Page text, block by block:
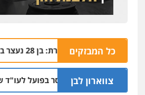
כל המבזקים
נצרת: בן 28 נעצר בחשד לסחיטה באיומים מטלפון שאינו שלו
צווארון לבן
מאסר בפועל לעו"ד שעקץ